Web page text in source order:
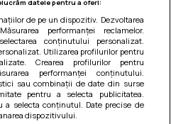
datele pentru a oferi:
de pe un dispozitiv. Dezvoltarea
performanței reclamelor.
conținutului personalizat.
Utilizarea profilurilor pentru
Crearea profilurilor pentru
performanței conținutului.
sau combinații de date din surse
pentru a selecta publicitatea.
a selecta conținutul. Date precise de
dispozitivului.